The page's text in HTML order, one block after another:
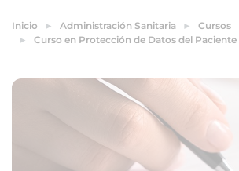
Inicio Administración Sanitaria
Cursos
Curso en Protección de Datos del Paciente